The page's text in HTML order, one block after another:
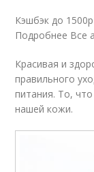
Кэшбэк до
Подробнее Все
Красивая и
правильного
питания. То,
нашей кожи.